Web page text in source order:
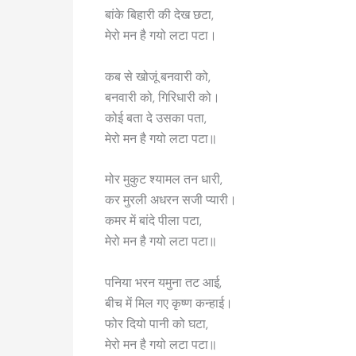
बांके बिहारी की देख छटा,
मेरो मन है गयो लटा पटा।
कब से खोजूं बनवारी को,
बनवारी को, गिरिधारी को।
कोई बता दे उसका पता,
मेरो मन है गयो लटा पटा॥
मोर मुकुट श्यामल तन धारी,
कर मुरली अधरन सजी प्यारी।
कमर में बांदे पीला पटा,
मेरो मन है गयो लटा पटा॥
पनिया भरन यमुना तट आई,
बीच में मिल गए कृष्ण कन्हाई।
फोर दियो पानी को घटा,
मेरो मन है गयो लटा पटा॥